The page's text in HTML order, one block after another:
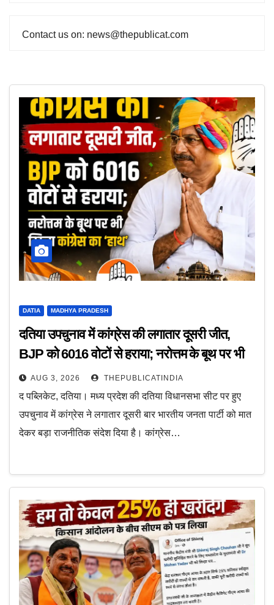
Contact us on: news@thepublicat.com
DATIA MADHYA PRADESH
दतिया उपचुनाव में कांग्रेस की लगातार दूसरी जीत,
BJP को 6016 वोटों से हराया; नरोत्तम के बूथ पर भी
खिला कांग्रेस का ‘हाथ’
AUG 3, 2026 THEPUBLICATINDIA
द पब्लिकेट, दतिया। मध्य प्रदेश की दतिया विधानसभा सीट पर हुए
उपचुनाव में कांग्रेस ने लगातार दूसरी बार भारतीय जनता पार्टी को मात
देकर बड़ा राजनीतिक संदेश दिया है। कांग्रेस…